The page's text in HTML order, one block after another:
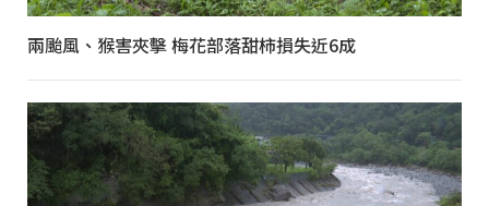
兩颱風、猴害夾擊 梅花部落甜柿損失近6成